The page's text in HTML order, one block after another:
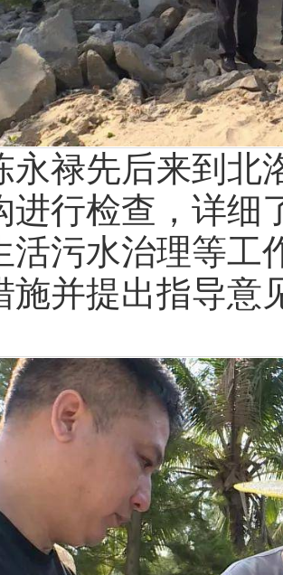
先后来到北
进行检查，详细
活污水治理等工
施并提出指导意